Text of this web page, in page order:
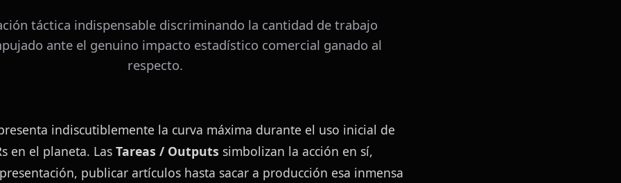
táctica indispensable discriminando la cantidad de trabajo
ante el genuino impacto estadístico comercial ganado al
respecto.
indiscutiblemente la curva máxima durante el uso inicial de
en el planeta. Las Tareas / Outputs simbolizan la acción en sí,
publicar artículos hasta sacar a producción esa inmensa